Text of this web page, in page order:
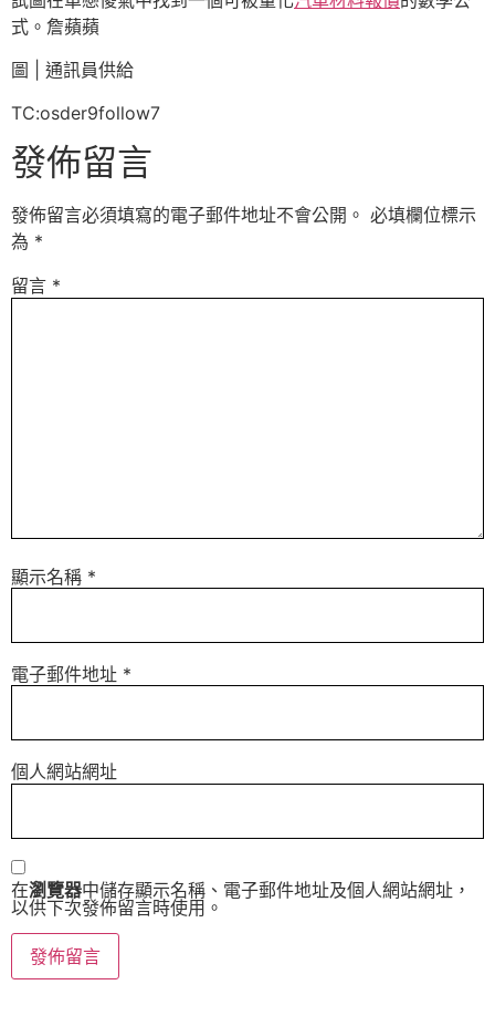
式。詹蘋蘋
圖 | 通訊員供給
TC:osder9follow7
發佈留言
發佈留言必須填寫的電子郵件地址不會公開。 必填欄位標示
為 *
留言 *
顯示名稱 *
電子郵件地址 *
個人網站網址
在瀏覽器中儲存顯示名稱、電子郵件地址及個人網站網址，
以供下次發佈留言時使用。